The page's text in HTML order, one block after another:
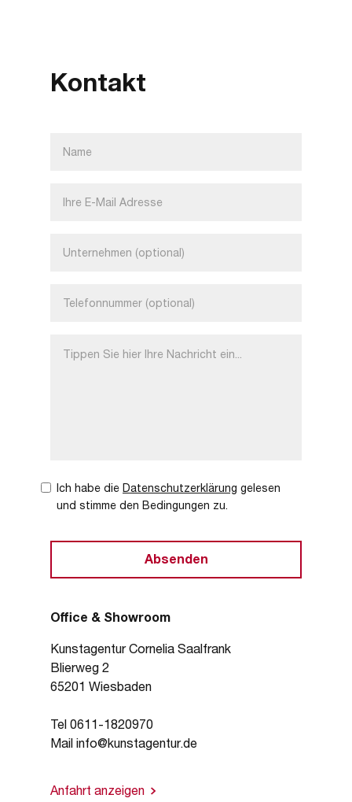
Kontakt
Ich habe die Datenschutzerklärung gelesen
und stimme den Bedingungen zu.
Office & Showroom
Kunstagentur Cornelia Saalfrank
Blierweg 2
65201 Wiesbaden
Tel 0611-1820970
Mail info@kunstagentur.de
Anfahrt anzeigen